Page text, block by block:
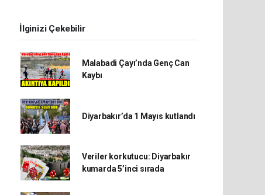
İlginizi Çekebilir
Malabadi Çayı’nda Genç Can
Kaybı
Diyarbakır’da 1 Mayıs kutlandı
Veriler korkutucu: Diyarbakır
kumarda 5’inci sırada